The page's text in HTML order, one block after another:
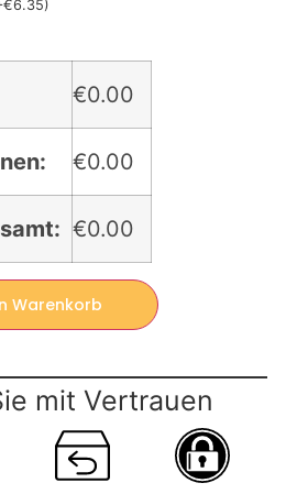
€6.35)
€0.00
€0.00
€0.00
Warenkorb
mit Vertrauen